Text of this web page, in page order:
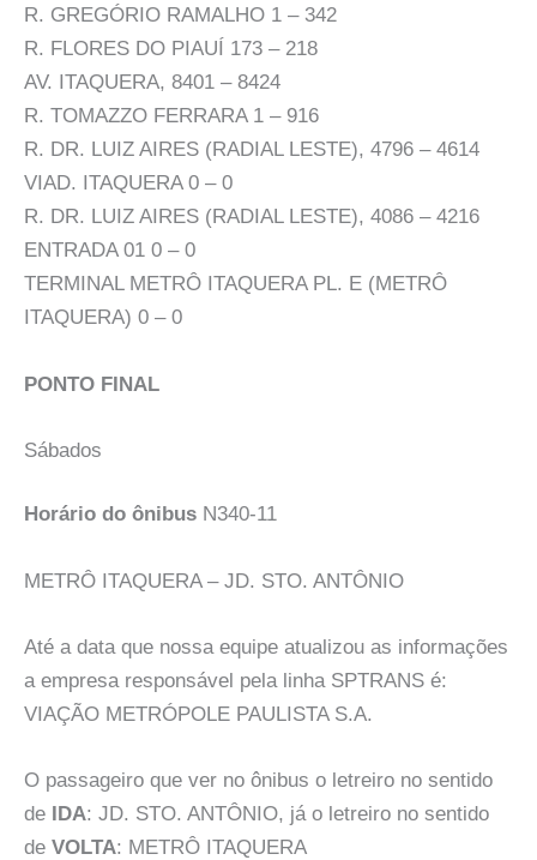
R. GREGÓRIO RAMALHO 1 – 342
R. FLORES DO PIAUÍ 173 – 218
AV. ITAQUERA, 8401 – 8424
R. TOMAZZO FERRARA 1 – 916
R. DR. LUIZ AIRES (RADIAL LESTE), 4796 – 4614
VIAD. ITAQUERA 0 – 0
R. DR. LUIZ AIRES (RADIAL LESTE), 4086 – 4216
ENTRADA 01 0 – 0
TERMINAL METRÔ ITAQUERA PL. E (METRÔ
ITAQUERA) 0 – 0
PONTO FINAL
Sábados
Horário do ônibus N340-11
METRÔ ITAQUERA – JD. STO. ANTÔNIO
Até a data que nossa equipe atualizou as informações
a empresa responsável pela linha SPTRANS é:
VIAÇÃO METRÓPOLE PAULISTA S.A.
O passageiro que ver no ônibus o letreiro no sentido
de IDA: JD. STO. ANTÔNIO, já o letreiro no sentido
de VOLTA: METRÔ ITAQUERA